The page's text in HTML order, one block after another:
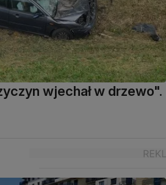
wjechał w drzewo".